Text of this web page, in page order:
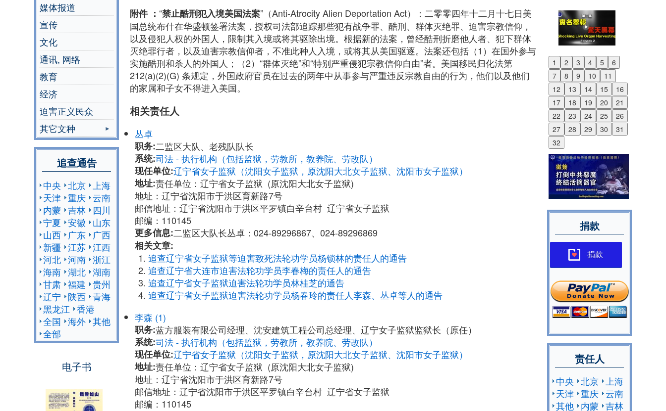
媒体报道
宣传
文化
通讯, 网络
教育
经济
迫害正义民众
其它文种
追查通告
中央 北京 上海
天津 重庆 云南
内蒙 吉林
四川
宁夏 安徽
山东
山西
广东
广西
新疆 江苏 江西
河北 河南 浙江
海南 湖北 湖南
甘肃 福建 贵州
辽宁
陕西 青海
黑龙江 香港
全国 海外 其他
全部
电子书
附件 ： “禁止酷刑犯入境美国法案”（Anti-Atrocity Alien Deportation Act）：二零零四年十二月十七日美
国总统布什在华盛顿签署法案，授权司法部追踪那些犯有战争罪、酷刑、群体灭绝罪、迫害宗教信仰，
以及侵犯人权的外国人，限制其入境或将其驱除出境。根据新的法案，曾经酷刑折磨他人者、犯下群体
灭绝罪行者，以及迫害宗教信仰者，不准此种人入境，或将其从美国驱逐。法案还包括（1）在国外参与
实施酷刑和杀人的外国人；（2）“群体灭绝”和“特别严重侵犯宗教信仰自由”者。美国移民归化法第
212(a)(2)(G) 条规定，外国政府官员在过去的两年中从事参与严重违反宗教自由的行为，他们以及他们
的家属和子女不得进入美国。
相关责任人
丛卓
职务:二监区大队、老残队队长
系统:司法 - 执行机构（包括监狱，劳教所，教养院、劳改队）
现任单位:辽宁省女子监狱（沈阳女子监狱，原沈阳大北女子监狱、沈阳市女子监狱）
地址:责任单位：辽宁省女子监狱 (原沈阳大北女子监狱)
地址：辽宁省沈阳市于洪区育新路7号
邮信地址：辽宁省沈阳市于洪区平罗镇白辛台村 辽宁省女子监狱
邮编：110145
更多信息:二监区大队长丛卓：024-89296867、024-89296869
相关文章:
追查辽宁省女子监狱等迫害致死法轮功学员杨锁林的责任人的通告
追查辽宁省大连市迫害法轮功学员李春梅的责任人的通告
追查辽宁省女子监狱迫害法轮功学员林桂芝的通告
追查辽宁省女子监狱迫害法轮功学员杨春玲的责任人李森、丛卓等人的通告
李森 (1)
职务:蓝方服装有限公司经理、沈安建筑工程公司总经理、辽宁女子监狱监狱长（原任）
系统:司法 - 执行机构（包括监狱，劳教所，教养院、劳改队）
现任单位:辽宁省女子监狱（沈阳女子监狱，原沈阳大北女子监狱、沈阳市女子监狱）
地址:责任单位：辽宁省女子监狱 (原沈阳大北女子监狱)
地址：辽宁省沈阳市于洪区育新路7号
邮信地址：辽宁省沈阳市于洪区平罗镇白辛台村 辽宁省女子监狱
邮编：110145
1 2 3 4 5
6
7
8 9 10
11
12
13 14 15
16
17
18 19 20
21
22
23 24 25
26
27
28 29 30
31
32
Previous
Next
捐款
捐款
责任人
中央 北京
上海
天津 重庆 云南
其他 内蒙 吉林